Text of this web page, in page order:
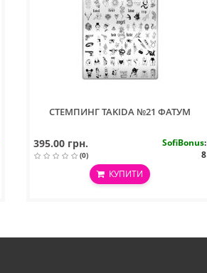
СТЕМПИНГ TAKIDA №21 ФАТУМ
395.00 грн.
(0)
SofiBonus:
8
КУПИТИ